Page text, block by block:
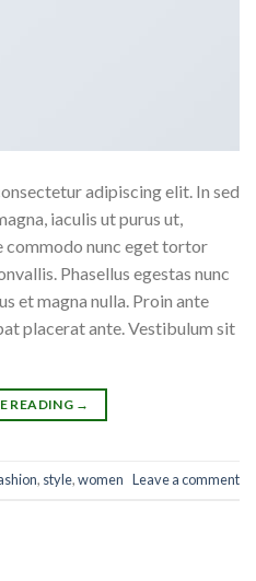
adipiscing elit. In sed
iaculis ut purus ut,
commodo nunc eget tortor
Phasellus egestas nunc
et magna nulla. Proin ante
placerat ante. Vestibulum sit
READING →
, style,women Leave a comment